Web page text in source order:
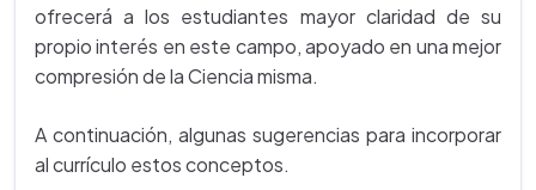
ofrecerá a los estudiantes mayor claridad de su
propio interés en este campo, apoyado en una mejor
compresión de la Ciencia misma.
A continuación, algunas sugerencias para incorporar
al currículo estos conceptos.